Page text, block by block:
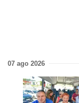
07 ago 2026